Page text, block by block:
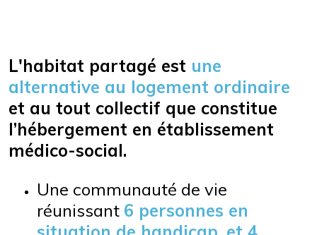
L'habitat partagé est une
alternative au logement ordinaire
et au tout collectif que constitue
l’hébergement en établissement
médico-social.
Une communauté de vie
réunissant 6 personnes en